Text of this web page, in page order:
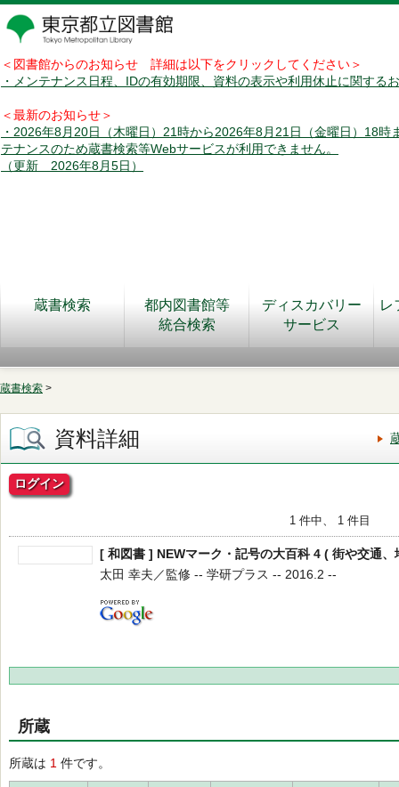
＜図書館からのお知らせ 詳細は以下をクリックしてください＞
・メンテナンス日程、IDの有効期限、資料の表示や利用休止に関する
＜最新のお知らせ＞
・2026年8月20日（木曜日）21時から2026年8月21日（金曜日）18時
テナンスのため蔵書検索等Webサービスが利用できません。
（更新 2026年8月5日）
蔵書検索
都内図書館等
統合検索
ディスカバリー
サービス
レ
蔵書検索 >
資料詳細
ログイン
1 件中、 1 件目
[ 和図書 ] NEWマーク・記号の大百科 4 ( 街や交通
太田 幸夫／監修 -- 学研プラス -- 2016.2 --
所蔵
所蔵は 1 件です。